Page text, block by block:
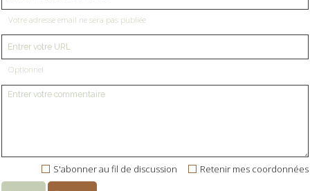
Votre adresse email ne sera pas publiée
Optionnel
Retenir mes coordonnées
S'abonner au fil de discussion